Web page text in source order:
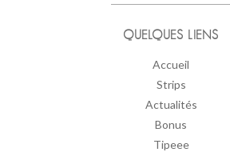
QUELQUES LIENS
Accueil
Strips
Actualités
Bonus
Tipeee